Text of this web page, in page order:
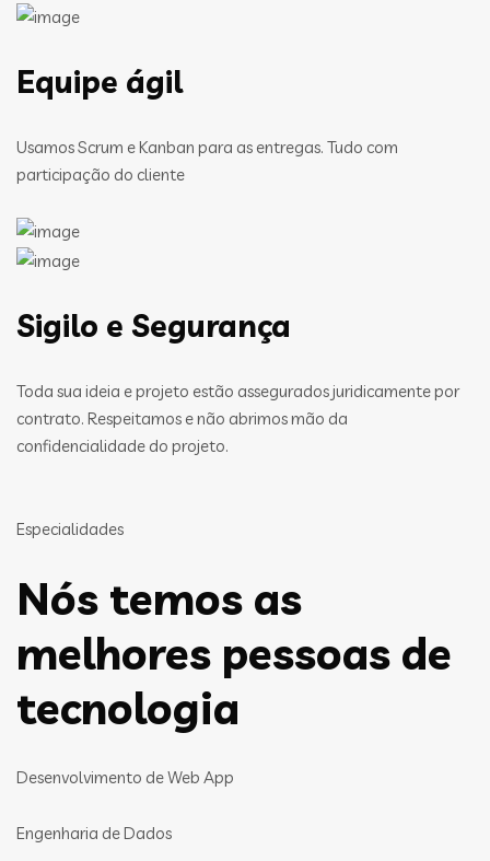
Equipe ágil
Usamos Scrum e Kanban para as entregas. Tudo com
participação do cliente
Sigilo e Segurança
Toda sua ideia e projeto estão assegurados juridicamente por
contrato. Respeitamos e não abrimos mão da
confidencialidade do projeto.
Especialidades
Nós temos as
melhores pessoas de
tecnologia
Desenvolvimento de Web App
Engenharia de Dados